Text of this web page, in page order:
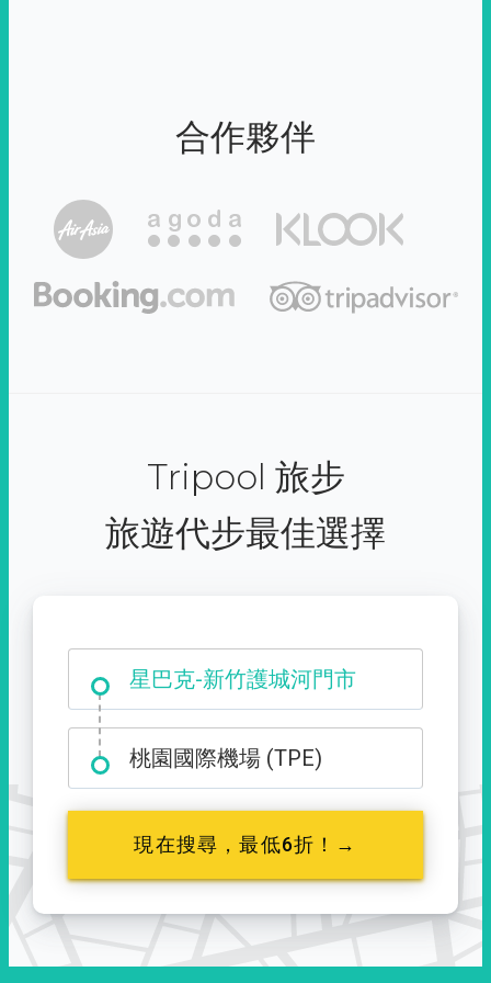
合作夥伴
Tripool 旅步
旅遊代步最佳選擇
星巴克-新竹護城河門市
大霸尖山登山口
桃園國際機場 (TPE)
現在搜尋，最低6折！→